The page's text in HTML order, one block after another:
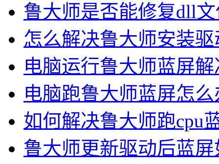
鲁大师是否能修复dll
怎么解决鲁大师安装
电脑运行鲁大师蓝屏
电脑跑鲁大师蓝屏怎么
如何解决鲁大师跑cpu
鲁大师更新驱动后蓝